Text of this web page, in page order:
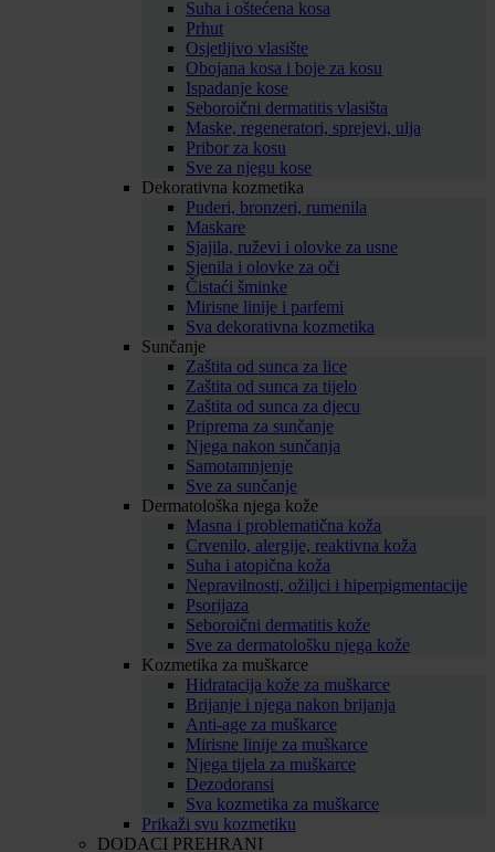
Suha i oštećena kosa
Prhut
Osjetljivo vlasište
Obojana kosa i boje za kosu
Ispadanje kose
Seboroični dermatitis vlasišta
Maske, regeneratori, sprejevi, ulja
Pribor za kosu
Sve za njegu kose
Dekorativna kozmetika
Puderi, bronzeri, rumenila
Maskare
Sjajila, ruževi i olovke za usne
Sjenila i olovke za oči
Čistaći šminke
Mirisne linije i parfemi
Sva dekorativna kozmetika
Sunčanje
Zaštita od sunca za lice
Zaštita od sunca za tijelo
Zaštita od sunca za djecu
Priprema za sunčanje
Njega nakon sunčanja
Samotamnjenje
Sve za sunčanje
Dermatološka njega kože
Masna i problematična koža
Crvenilo, alergije, reaktivna koža
Suha i atopična koža
Nepravilnosti, ožiljci i hiperpigmentacije
Psorijaza
Seboroični dermatitis kože
Sve za dermatološku njega kože
Kozmetika za muškarce
Hidratacija kože za muškarce
Brijanje i njega nakon brijanja
Anti-age za muškarce
Mirisne linije za muškarce
Njega tijela za muškarce
Dezodoransi
Sva kozmetika za muškarce
Prikaži svu kozmetiku
DODACI PREHRANI